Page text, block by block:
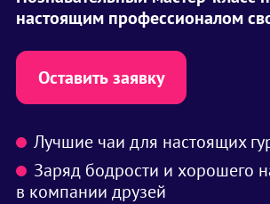
настоящим профессионалом
Оставить заявку
Лучшие чаи для настоящих
Заряд бодрости и хорошего
в компании друзей